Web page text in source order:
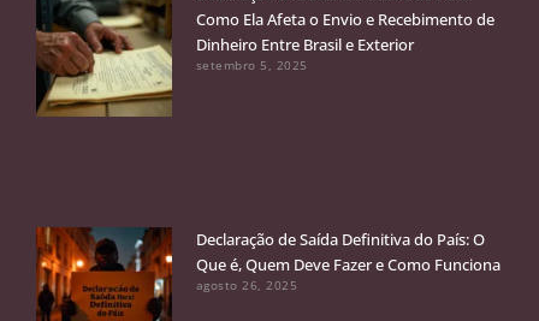
Como Ela Afeta o Envio e Recebimento de
Dinheiro Entre Brasil e Exterior
setembro 5, 2025
Declaração de Saída Definitiva do País: O
Que é, Quem Deve Fazer e Como Funciona
agosto 26, 2025